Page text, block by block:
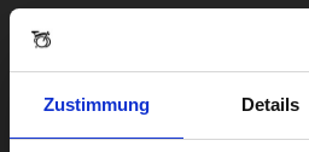
Zustimmung Details